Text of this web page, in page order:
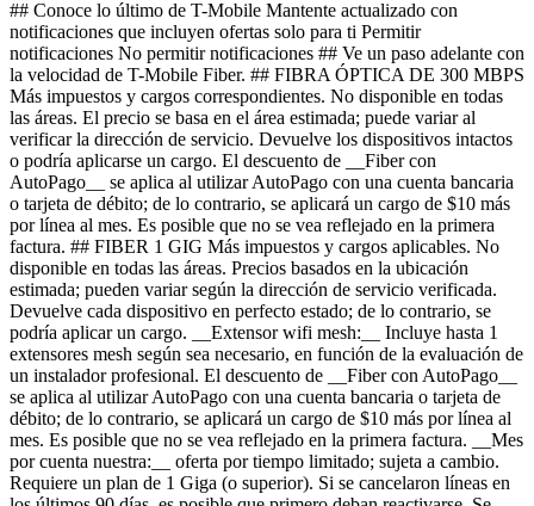
## Conoce lo último de T-Mobile Mantente actualizado con
notificaciones que incluyen ofertas solo para ti Permitir
notificaciones No permitir notificaciones ## Ve un paso adelante con
la velocidad de T-Mobile Fiber. ## FIBRA ÓPTICA DE 300 MBPS
Más impuestos y cargos correspondientes. No disponible en todas
las áreas. El precio se basa en el área estimada; puede variar al
verificar la dirección de servicio. Devuelve los dispositivos intactos
o podría aplicarse un cargo. El descuento de __Fiber con
AutoPago__ se aplica al utilizar AutoPago con una cuenta bancaria
o tarjeta de débito; de lo contrario, se aplicará un cargo de $10 más
por línea al mes. Es posible que no se vea reflejado en la primera
factura. ## FIBER 1 GIG Más impuestos y cargos aplicables. No
disponible en todas las áreas. Precios basados ​​en la ubicación
estimada; pueden variar según la dirección de servicio verificada.
Devuelve cada dispositivo en perfecto estado; de lo contrario, se
podría aplicar un cargo. __Extensor wifi mesh:__ Incluye hasta 1
extensores mesh según sea necesario, en función de la evaluación de
un instalador profesional. El descuento de __Fiber con AutoPago__
se aplica al utilizar AutoPago con una cuenta bancaria o tarjeta de
débito; de lo contrario, se aplicará un cargo de $10 más por línea al
mes. Es posible que no se vea reflejado en la primera factura. __Mes
por cuenta nuestra:__ oferta por tiempo limitado; sujeta a cambio.
Requiere un plan de 1 Giga (o superior). Si se cancelaron líneas en